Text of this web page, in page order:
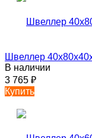
Швеллер
В наличии
3 765 ₽
Купить